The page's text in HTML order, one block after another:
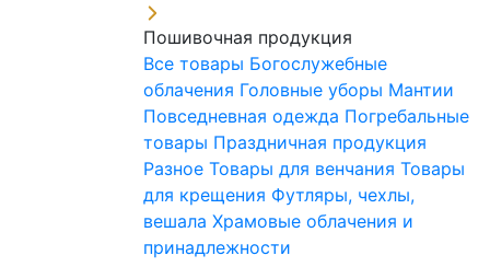
Пошивочная продукция
Все товары Богослужебные
облачения Головные уборы Мантии
Повседневная одежда Погребальные
товары Праздничная продукция
Разное Товары для венчания Товары
для крещения Футляры, чехлы,
вешала Храмовые облачения и
принадлежности